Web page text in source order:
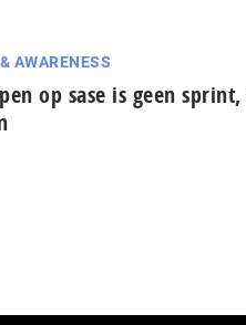
AWARENESS
op sase is geen